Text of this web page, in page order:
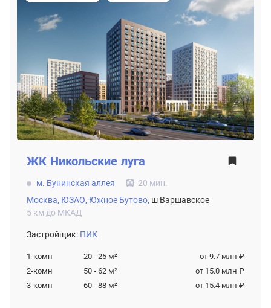
ЖК Никольские луга
м. Бунинская аллея
20 мин.
Москва, ЮЗАО, Южное Бутово, ш Варшавское
5 км до МКАД
Застройщик: ПИК
1-комн 20 - 25 м²
от 9.7 млн ₽
2-комн
50 - 62 м²
от 15.0 млн ₽
3-комн
60 - 88 м² от 15.4 млн ₽